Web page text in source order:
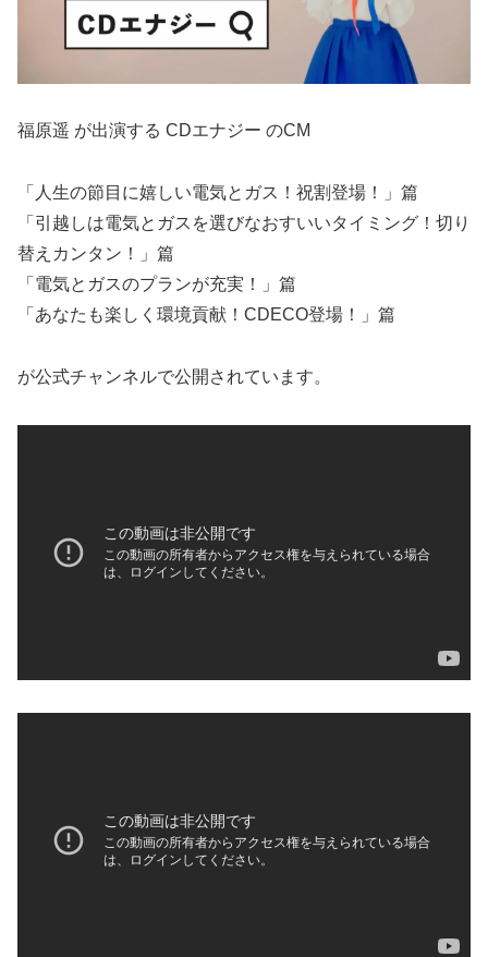
福原遥 が出演する CDエナジー のCM
「人生の節目に嬉しい電気とガス！祝割登場！」篇
「引越しは電気とガスを選びなおすいいタイミング！切り
替えカンタン！」篇
「電気とガスのプランが充実！」篇
「あなたも楽しく環境貢献！CDECO登場！」篇
が公式チャンネルで公開されています。